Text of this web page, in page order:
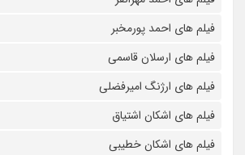
فیلم های احمد پورمخبر
فیلم های ارسلان قاسمی
فیلم های ارژنگ امیرفضلی
فیلم های اشکان اشتیاق
فیلم های اشکان خطیبی